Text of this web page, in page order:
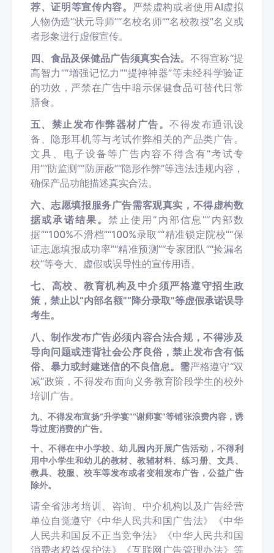
荐、证明等宣传内容。 严禁虚构或者使用AI虚拟
人物伪造“状元导师”“名校名师”“名校教授”名义或
者形象进行虚假宣传。
四、食品及保健品广告须真实合法。 不得宣称“提
高智力”“增强记忆力”“提神神器”等未经科学验证
的功效，严禁在广告中暗示保健食品可替代日常
膳食。
五、禁止发布作弊器材广告。不得发布通讯设
备、隐形耳机等与考试作弊相关的产品类广告。
文具、电子设备等广告内容不得含有“考试专
用”“防监测”“防屏蔽”“隐形作弊”等违法违规内容，
确保产品功能描述真实合法。
六、志愿填报服务广告需客观真实，不得虚构数
据或承诺结果。禁止使用“内部信息”“内部数
据”“100%不滑档”“100%录取”“精准锁定院校”“保
证志愿填报成功率”“精准预测”“专家团队”“捡漏名
校”等夸大、虚假或误导性的宣传用语。
七、高校、教育机构及中介须严格遵守招生政
策，禁止以“内部名额”“降分录取”等虚假承诺误导
考生。
八、制作发布广告必须内容合法合规，不得涉及
导向问题或违背社会公序良俗，禁止发布含有低
俗、暴力或封建迷信的不良信息。 需严格遵守“双
减”政策，不得发布面向义务教育阶段学生的校外
培训广告。
九、不得发布宣扬“升学宴”“谢师宴”等铺张浪费内容，诱
导过度消费的广告。
十、不得在中小学校、幼儿园内开展广告活动，不得利
用中小学生和幼儿的教材、教辅材料、练习册、文具、
教具、校服、校车等发布或者变相发布广告，公益广告
除外。
请全省涉考培训、咨询、中介机构以及广告经营
单位自觉遵守《中华人民共和国广告法》《中华
人民共和国反不正当竞争法》《中华人民共和国
消费者权益保护法》《互联网广告管理办法》等